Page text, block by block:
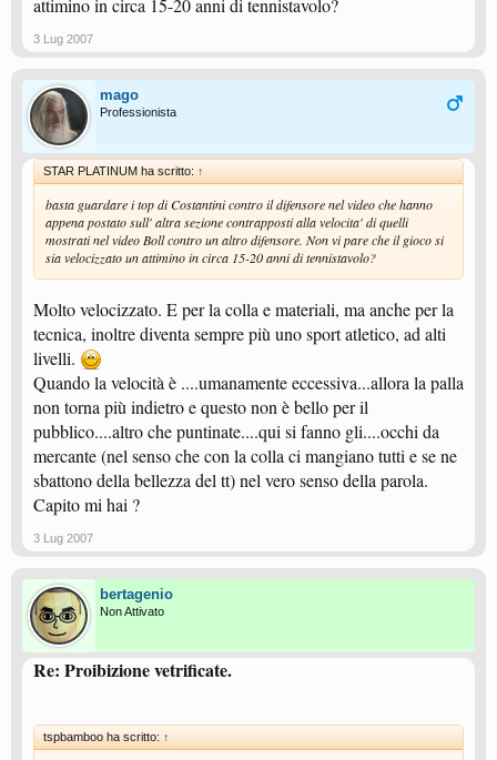
attimino in circa 15-20 anni di tennistavolo?
3 Lug 2007
mago
Professionista
STAR PLATINUM ha scritto: ↑
basta guardare i top di Costantini contro il difensore nel video che hanno
appena postato sull' altra sezione contrapposti alla velocita' di quelli
mostrati nel video Boll contro un altro difensore. Non vi pare che il gioco si
sia velocizzato un attimino in circa 15-20 anni di tennistavolo?
Molto velocizzato. E per la colla e materiali, ma anche per la
tecnica, inoltre diventa sempre più uno sport atletico, ad alti
livelli.
Quando la velocità è ....umanamente eccessiva...allora la palla
non torna più indietro e questo non è bello per il
pubblico....altro che puntinate....qui si fanno gli....occhi da
mercante (nel senso che con la colla ci mangiano tutti e se ne
sbattono della bellezza del tt) nel vero senso della parola.
Capito mi hai ?
3 Lug 2007
bertagenio
Non Attivato
Re: Proibizione vetrificate.
tspbamboo ha scritto: ↑